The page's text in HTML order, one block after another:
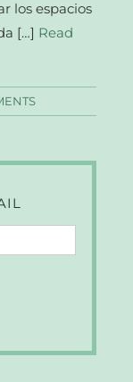
los espacios
[…] Read